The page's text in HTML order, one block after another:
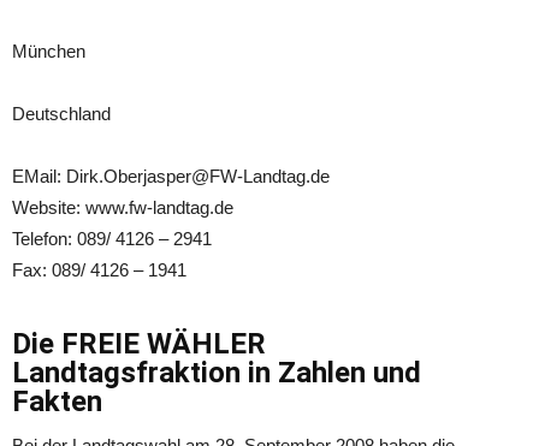
München
Deutschland
EMail: Dirk.Oberjasper@FW-Landtag.de
Website: www.fw-landtag.de
Telefon: 089/ 4126 – 2941
Fax: 089/ 4126 – 1941
Die FREIE WÄHLER
Landtagsfraktion in Zahlen und
Fakten